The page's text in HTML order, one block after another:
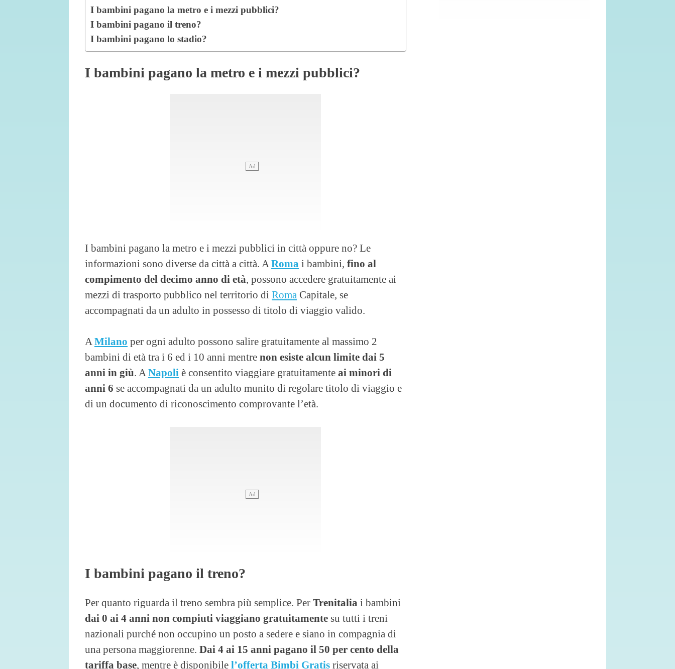
I bambini pagano la metro e i mezzi pubblici?
I bambini pagano il treno?
I bambini pagano lo stadio?
I bambini pagano la metro e i mezzi pubblici?
I bambini pagano la metro e i mezzi pubblici in città oppure no? Le
informazioni sono diverse da città a città. A Roma i bambini, fino al
compimento del decimo anno di età, possono accedere gratuitamente ai
mezzi di trasporto pubblico nel territorio di Roma Capitale, se
accompagnati da un adulto in possesso di titolo di viaggio valido.
A Milano per ogni adulto possono salire gratuitamente al massimo 2
bambini di età tra i 6 ed i 10 anni mentre non esiste alcun limite dai 5
anni in giù. A Napoli è consentito viaggiare gratuitamente ai minori di
anni 6 se accompagnati da un adulto munito di regolare titolo di viaggio e
di un documento di riconoscimento comprovante l’età.
I bambini pagano il treno?
Per quanto riguarda il treno sembra più semplice. Per Trenitalia i bambini
dai 0 ai 4 anni non compiuti viaggiano gratuitamente su tutti i treni
nazionali purché non occupino un posto a sedere e siano in compagnia di
una persona maggiorenne. Dai 4 ai 15 anni pagano il 50 per cento della
tariffa base, mentre è disponibile l’offerta Bimbi Gratis riservata ai